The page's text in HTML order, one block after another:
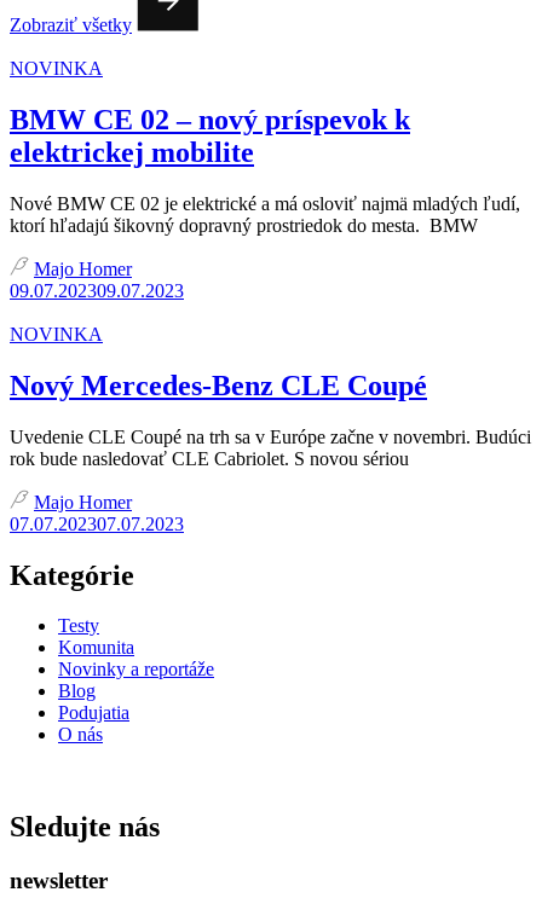
Zobraziť všetky
NOVINKA
BMW CE 02 – nový príspevok k
elektrickej mobilite
Nové BMW CE 02 je elektrické a má osloviť najmä mladých ľudí,
ktorí hľadajú šikovný dopravný prostriedok do mesta. BMW
Majo Homer
09.07.202309.07.2023
NOVINKA
Nový Mercedes-Benz CLE Coupé
Uvedenie CLE Coupé na trh sa v Európe začne v novembri. Budúci
rok bude nasledovať CLE Cabriolet. S novou sériou
Majo Homer
07.07.202307.07.2023
Kategórie
Testy
Komunita
Novinky a reportáže
Blog
Podujatia
O nás
Sledujte nás
newsletter